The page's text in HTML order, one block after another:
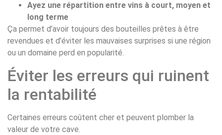
Ayez une répartition entre vins à court, moyen et
long terme
Ça permet d’avoir toujours des bouteilles prêtes à être
revendues et d’éviter les mauvaises surprises si une région
ou un domaine perd en popularité.
Éviter les erreurs qui ruinent
la rentabilité
Certaines erreurs coûtent cher et peuvent plomber la
valeur de votre cave.